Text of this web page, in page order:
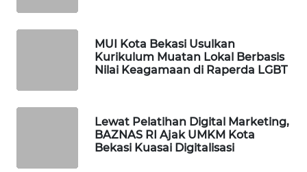
MUI Kota Bekasi Usulkan
Kurikulum Muatan Lokal Berbasis
Nilai Keagamaan di Raperda LGBT
Lewat Pelatihan Digital Marketing,
BAZNAS RI Ajak UMKM Kota
Bekasi Kuasai Digitalisasi
LPKKI
KOPEKLIN